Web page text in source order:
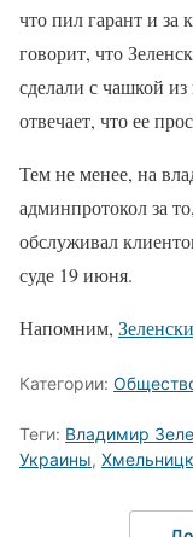
что пил гарант и за
говорит, что
сделали с чашкой
отвечает, что ее
Тем не менее, на
админпротокол за
обслуживал
суде 19 июня.
Напомним,
Категории:
Теги: Владимир
Украины,